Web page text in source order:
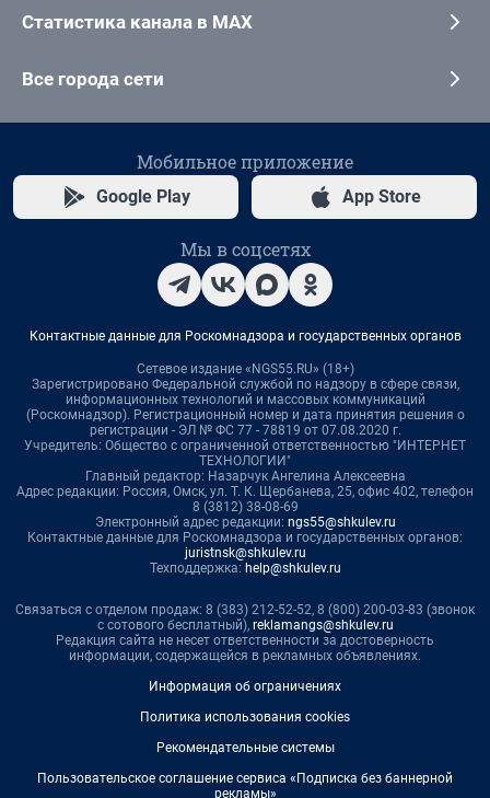
Статистика канала в MAX
Все города сети
Мобильное приложение
Google Play App Store
Мы в соцсетях
Контактные данные для Роскомнадзора и государственных органов
Сетевое издание «NGS55.RU» (18+)
Зарегистрировано Федеральной службой по надзору в сфере связи,
информационных технологий и массовых коммуникаций
(Роскомнадзор). Регистрационный номер и дата принятия решения о
регистрации - ЭЛ № ФС 77 - 78819 от 07.08.2020 г.
Учредитель: Общество с ограниченной ответственностью "ИНТЕРНЕТ
ТЕХНОЛОГИИ"
Главный редактор: Назарчук Ангелина Алексеевна
Адрес редакции: Россия, Омск, ул. Т. К. Щербанева, 25, офис 402, телефон
8 (3812) 38-08-69
Электронный адрес редакции: ngs55@shkulev.ru
Контактные данные для Роскомнадзора и государственных органов:
juristnsk@shkulev.ru
Техподдержка: help@shkulev.ru
Связаться с отделом продаж: 8 (383) 212-52-52, 8 (800) 200-03-83 (звонок
с сотового бесплатный), reklamangs@shkulev.ru
Редакция сайта не несет ответственности за достоверность
информации, содержащейся в рекламных объявлениях.
Информация об ограничениях
Политика использования cookies
Рекомендательные системы
Пользовательское соглашение сервиса «Подписка без баннерной
рекламы»